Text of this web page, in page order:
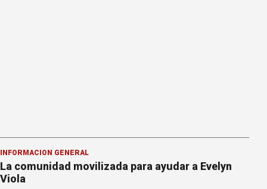
INFORMACION GENERAL
La comunidad movilizada para ayudar a Evelyn
Viola